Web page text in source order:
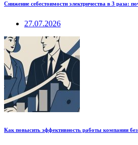
Снижение себестоимости электричества в 3 раза:
27.07.2026
Как повысить эффективность работы компании